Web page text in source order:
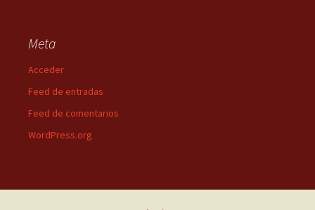
Meta
Acceder
Feed de entradas
Feed de comentarios
WordPress.org